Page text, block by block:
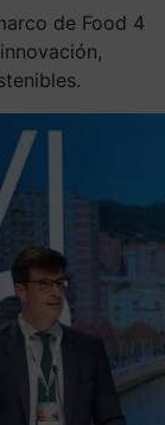
de Food 4